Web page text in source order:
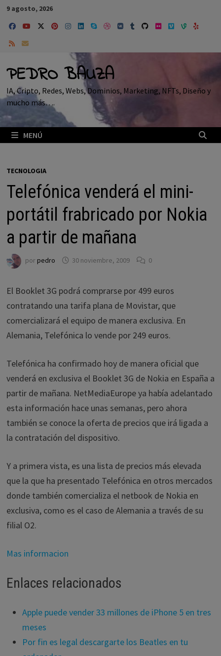
Saltar
contenido
9 agosto, 2026
PEDRO BAUZA
IA, Cripto, Redes, Webs, Dominios, Marketing, NFTs, Diseño y
mucho más….
MENÚ
TECNOLOGIA
Telefónica venderá el mini-
portátil frabricado por Nokia
a partir de mañana
porpedro 30 noviembre, 2009 0
El Booklet 3G podrá comprarse por 499 euros
contratando una tarifa plana de Movistar, que
comercializará el equipo de manera exclusiva. En
Alemania, Telefónica lo vende por 249 euros.
Telefónica ha confirmado hoy de manera oficial que
venderá en exclusiva el Booklet 3G de Nokia en España a
partir de mañana. NetMediaEurope ya había adelantado
esta información hace unas semanas, pero ahora
también se conoce la oferta de precios que irá ligada a
la contratación del dispositivo.
Y a primera vista, es una lista de precios más elevada
que la que ha presentado Telefónica en otros mercados
donde también comercializa el netbook de Nokia en
exclusiva, como es el caso de Alemania a través de su
filial O2.
Mas informacion
Enlaces relacionados
Apple puede vender 33 millones de iPhone 5 en tres
meses
Por fin es legal descargarte los Beatles en tu